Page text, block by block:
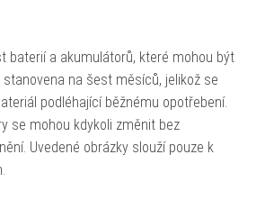
baterií a akumulátorů, které mohou být
na šest měsíců, jelikož se
podléhající běžnému opotřebení.
se mohou kdykoli změnit bez
Uvedené obrázky slouží pouze k